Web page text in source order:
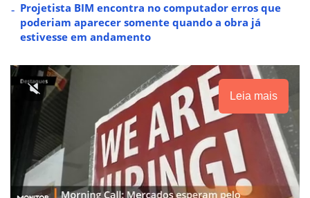
Projetista BIM encontra no computador erros que
poderiam aparecer somente quando a obra já
estivesse em andamento
Leia mais